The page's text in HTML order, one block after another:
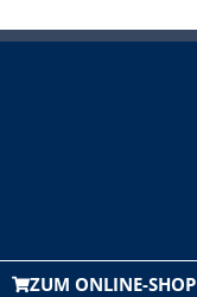
ZUM ONLINE-SHOP